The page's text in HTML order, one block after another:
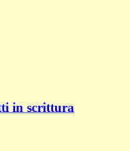
in scrittura